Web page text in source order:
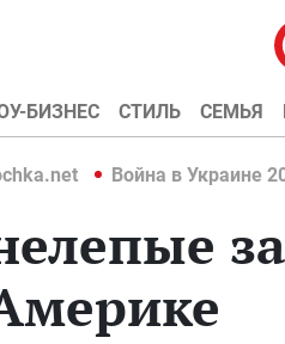
БИЗНЕС СТИЛЬ СЕМЬЯ
Война в Украине